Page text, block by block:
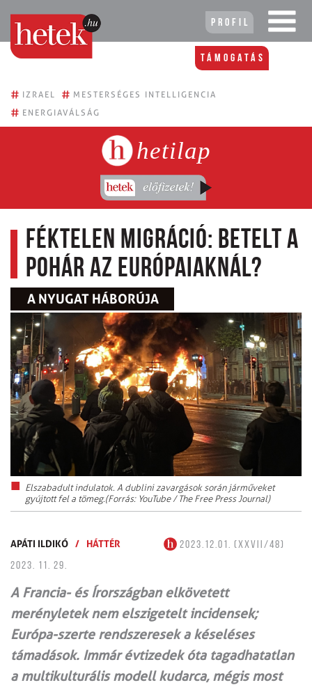
Profil
Támogatás
# IZRAEL # MESTERSÉGES INTELLIGENCIA
# ENERGIAVÁLSÁG
hetilap
Féktelen migráció: betelt a
pohár az európaiaknál?
A NYUGAT HÁBORÚJA
Elszabadult indulatok. A dublini zavargások során járműveket
gyújtott fel a tömeg.(Forrás: YouTube / The Free Press Journal)
APÁTI ILDIKÓ / HÁTTÉR
2023.12.01. (XXVII/48)
2023. 11. 29.
A Francia- és Írországban elkövetett
merényletek nem elszigetelt incidensek;
Európa-szerte rendszeresek a késeléses
támadások. Immár évtizedek óta tagadhatatlan
a multikulturális modell kudarca, mégis most